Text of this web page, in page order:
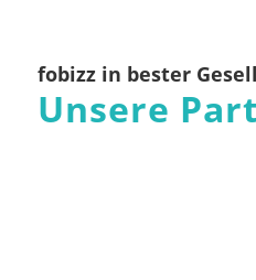
fobizz in bester
Unsere